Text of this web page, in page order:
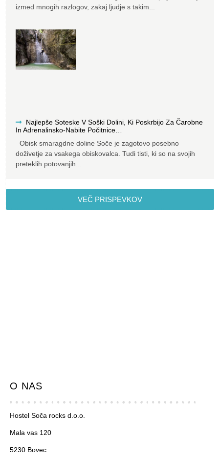
izmed mnogih razlogov, zakaj ljudje s takim
Najlepše Soteske V Soški Dolini, Ki Poskrbijo Za Čarobne
In Adrenalinsko-Nabite Počitnice…
Obisk smaragdne doline Soče je zagotovo posebno
doživetje za vsakega obiskovalca. Tudi tisti, ki so na svojih
preteklih potovanjih
VEČ PRISPEVKOV
O NAS
Hostel Soča rocks d.o.o.
Mala vas 120
5230 Bovec